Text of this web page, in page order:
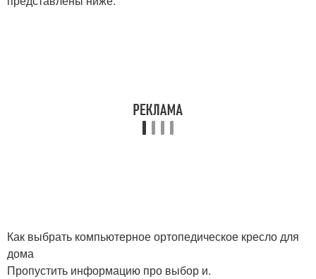
Как выбрать компьютерное ортопедическое кресло для
дома
Пропустить информацию про выбор и.